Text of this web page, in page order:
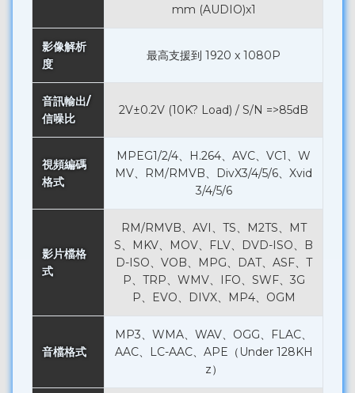
mm (AUDIO)x1
影像解析
度
最高支援到 1920 x 1080P
音訊輸出/
信噪比
2V±0.2V (10K? Load) / S/N =>85dB
視頻編碼
格式
MPEG1/2/4、H.264、AVC、VC1、W
MV、RM/RMVB、DivX3/4/5/6、Xvid
3/4/5/6
影片檔格
式
RM/RMVB、AVI、TS、M2TS、MT
S、MKV、MOV、FLV、DVD-ISO、B
D-ISO、VOB、MPG、DAT、ASF、T
P、TRP、WMV、IFO、SWF、3G
P、EVO、DIVX、MP4、OGM
音檔格式
MP3、WMA、WAV、OGG、FLAC、
AAC、LC-AAC、APE（Under 128KH
z）